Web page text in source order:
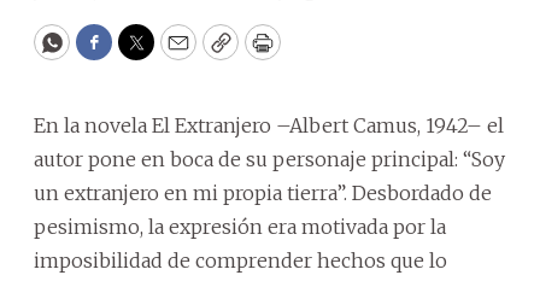
WhatsApp
Facebook
Twitter
EmailCopyPrint
En la novela El Extranjero –Albert Camus, 1942– el
autor pone en boca de su personaje principal: “Soy
un extranjero en mi propia tierra”. Desbordado de
pesimismo, la expresión era motivada por la
imposibilidad de comprender hechos que lo